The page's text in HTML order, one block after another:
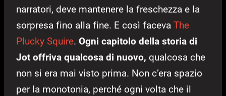
narratori, deve mantenere la freschezza e la
sorpresa fino alla fine. E così faceva The
Plucky Squire. Ogni capitolo della storia di
Jot offriva qualcosa di nuovo, qualcosa che
non si era mai visto prima. Non c’era spazio
per la monotonia, perché ogni volta che il